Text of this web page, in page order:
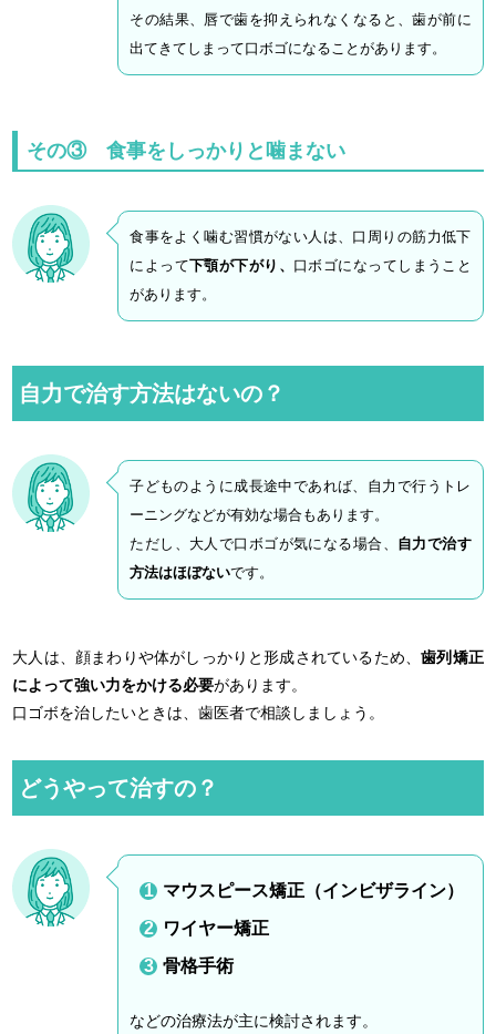
その結果、唇で歯を抑えられなくなると、歯が前に
出てきてしまって口ボゴになることがあります。
その③ 食事をしっかりと噛まない
食事をよく噛む習慣がない人は、口周りの筋力低下
によって下顎が下がり、 口ボゴになってしまうこと
があります。
自力で治す方法はないの？
子どものように成長途中であれば、自力で行うトレ
ーニングなどが有効な場合もあります。
ただし、大人で口ボゴが気になる場合、 自力で治す
方法はほぼないです。
大人は、顔まわりや体がしっかりと形成されているため、歯列矯正
によって強い力をかける必要があります。
口ゴボを治したいときは、歯医者で相談しましょう。
どうやって治すの？
マウスピース矯正（インビザライン）
ワイヤー矯正
骨格手術
などの治療法が主に検討されます。